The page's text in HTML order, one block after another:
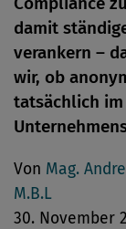
damit
verankern –
wir, ob
tatsächlich im
Von Mag.
M.B.L
30. November